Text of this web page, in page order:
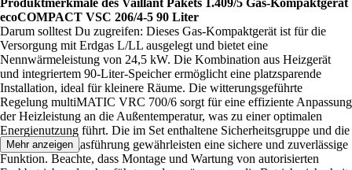
Produktmerkmale des Vaillant Pakets 1.409/5 Gas-Kompaktgerät
ecoCOMPACT VSC 206/4-5 90 Liter
Darum solltest Du zugreifen: Dieses Gas-Kompaktgerät ist für die
Versorgung mit Erdgas L/LL ausgelegt und bietet eine
Nennwärmeleistung von 24,5 kW. Die Kombination aus Heizgerät
und integriertem 90-Liter-Speicher ermöglicht eine platzsparende
Installation, ideal für kleinere Räume. Die witterungsgeführte
Regelung multiMATIC VRC 700/6 sorgt für eine effiziente Anpassung
der Heizleistung an die Außentemperatur, was zu einer optimalen
Energienutzung führt. Die im Set enthaltene Sicherheitsgruppe und die
starre Luft-/Abgasführung gewährleisten eine sichere und zuverlässige
Funktion. Beachte, dass Montage und Wartung von autorisierten
Mehr anzeigen